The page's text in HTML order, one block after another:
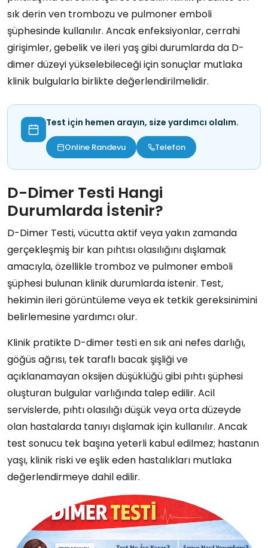
sık derin ven trombozu ve pulmoner emboli
şüphesinde kullanılır. Ancak enfeksiyonlar, cerrahi
girişimler, gebelik ve ileri yaş gibi durumlarda da D-
dimer düzeyi yükselebileceği için sonuçlar mutlaka
klinik bulgularla birlikte değerlendirilmelidir.
Test için hemen arayın, size yardımcı olalım.
Online Randevu Telefon
D-Dimer Testi Hangi
Durumlarda İstenir?
D-Dimer Testi, vücutta aktif veya yakın zamanda
gerçekleşmiş bir kan pıhtısı olasılığını dışlamak
amacıyla, özellikle tromboz ve pulmoner emboli
şüphesi bulunan klinik durumlarda istenir. Test,
hekimin ileri görüntüleme veya ek tetkik gereksinimini
belirlemesine yardımcı olur.
Klinik pratikte D-dimer testi en sık ani nefes darlığı,
göğüs ağrısı, tek taraflı bacak şişliği ve
açıklanamayan oksijen düşüklüğü gibi pıhtı şüphesi
oluşturan bulgular varlığında talep edilir. Acil
servislerde, pıhtı olasılığı düşük veya orta düzeyde
olan hastalarda tanıyı dışlamak için kullanılır. Ancak
test sonucu tek başına yeterli kabul edilmez; hastanın
yaşı, klinik riski ve eşlik eden hastalıkları mutlaka
değerlendirmeye dahil edilir.